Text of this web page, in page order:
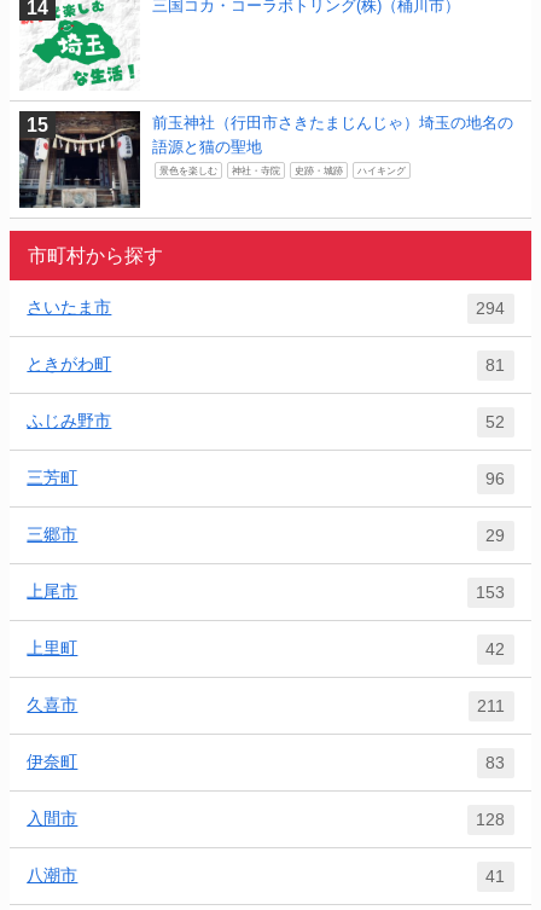
三国コカ・コーラボトリング(株)（桶川市）
前玉神社（行田市さきたまじんじゃ）埼玉の地名の
語源と猫の聖地
景色を楽しむ 神社・寺院 史跡・城跡 ハイキング
市町村から探す
さいたま市 294
ときがわ町 81
ふじみ野市 52
三芳町 96
三郷市 29
上尾市 153
上里町 42
久喜市 211
伊奈町 83
入間市 128
八潮市 41